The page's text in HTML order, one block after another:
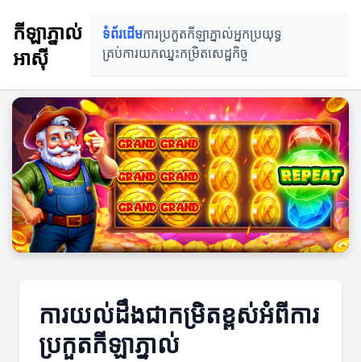
កីឡាភ្នាល់
អាស៊ី
ទំព័រដើមការប្រកួតកីឡាភ្នាល់អ្នកប្រយុទ្ធ
គ្រប់ការយកឈ្នះកម្រិតសេដ្ឋកិច្ច
ការយល់ដឹងជាកម្រិតខ្ពស់អំពីការ
ប្រកួតកីឡាភ្នាល់